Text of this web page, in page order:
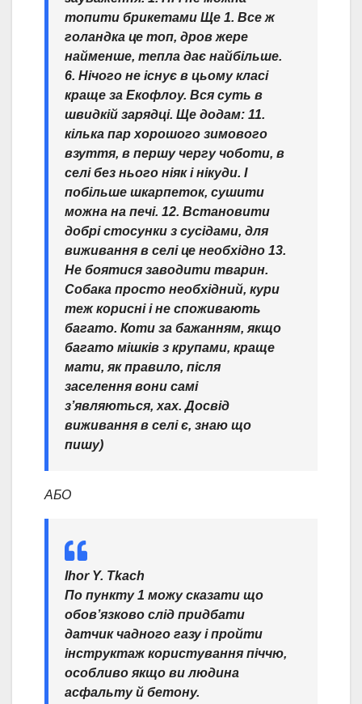
топити брикетами Ще 1. Все ж
голандка це топ, дров жере
найменше, тепла дає найбільше.
6. Нічого не існує в цьому класі
краще за Екофлоу. Вся суть в
швидкій зарядці. Ще додам: 11.
кілька пар хорошого зимового
взуття, в першу чергу чоботи, в
селі без нього ніяк і нікуди. І
побільше шкарпеток, сушити
можна на печі. 12. Встановити
добрі стосунки з сусідами, для
виживання в селі це необхідно 13.
Не боятися заводити тварин.
Собака просто необхідний, кури
теж корисні і не споживають
багато. Коти за бажанням, якщо
багато мішків з крупами, краще
мати, як правило, після
заселення вони самі
зʼявляються, хах. Досвід
виживання в селі є, знаю що
пишу)
АБО
Ihor Y. Tkach
По пункту 1 можу сказати що
обов’язково слід придбати
датчик чадного газу і пройти
інструктаж користування піччю,
особливо якщо ви людина
асфальту й бетону.